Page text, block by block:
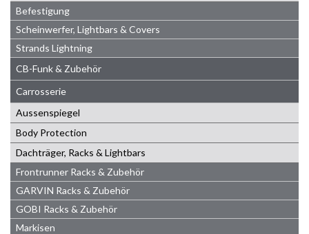
Befestigung
Scheinwerfer, Lightbars & Covers
Strands Lightning
CB-Funk & Zubehör
Carrosserie
Aussenspiegel
Body Protection
Dachträger, Racks & Lightbars
Frontrunner Racks & Zubehör
GARVIN Racks & Zubehör
GOBI Racks & Zubehör
Markisen